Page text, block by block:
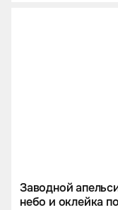
Заводной
небо и оклейка